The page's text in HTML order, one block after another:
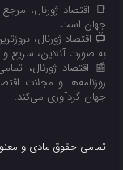
📑 اقتصاد ژورنال،
جهان است.
📺 اقتصاد ژورنال،
به صورت آنلاین، سریع و
📰 اقتصاد ژورنال،
روزنامه‌ها و مجلات
جهان گردآوری می‌کند.
تمامی حقوق مادی و